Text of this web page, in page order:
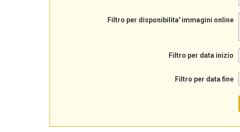
Filtro per disponibilita' immagini online
Filtro per data inizio
Filtro per data fine